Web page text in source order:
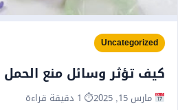
Uncategorized
كيف تؤثر وسائل منع
مارس 15, 2025 ⏱ 1 دقيقة قراءة